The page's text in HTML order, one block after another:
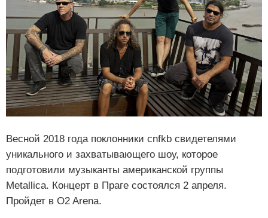
Весной 2018 года поклонники cnfkb свидетелями
уникального и захватывающего шоу, которое
подготовили музыканты американской группы
Metallica. Концерт в Праге состоялся 2 апреля.
Пройдет в O2 Arena.